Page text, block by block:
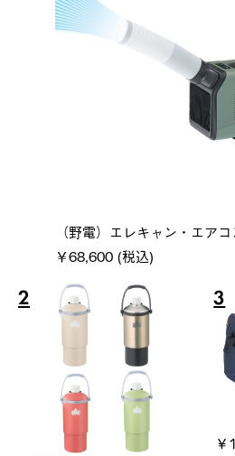
（野電）エレキャン・エア
￥68,600 (税込)
2 3